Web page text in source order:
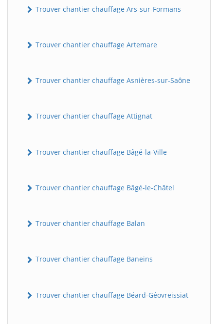
Trouver chantier chauffage Ars-sur-Formans
Trouver chantier chauffage Artemare
Trouver chantier chauffage Asnières-sur-Saône
Trouver chantier chauffage Attignat
Trouver chantier chauffage Bâgé-la-Ville
Trouver chantier chauffage Bâgé-le-Châtel
Trouver chantier chauffage Balan
Trouver chantier chauffage Baneins
Trouver chantier chauffage Béard-Géovreissiat